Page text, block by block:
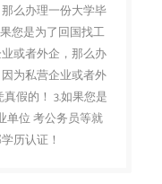
么办理一份大学毕
您是为了回国找工
或者外企，那么办
为私营企业或者外
假的！ 3.如果您是
单位 考公务员等就
历认证！